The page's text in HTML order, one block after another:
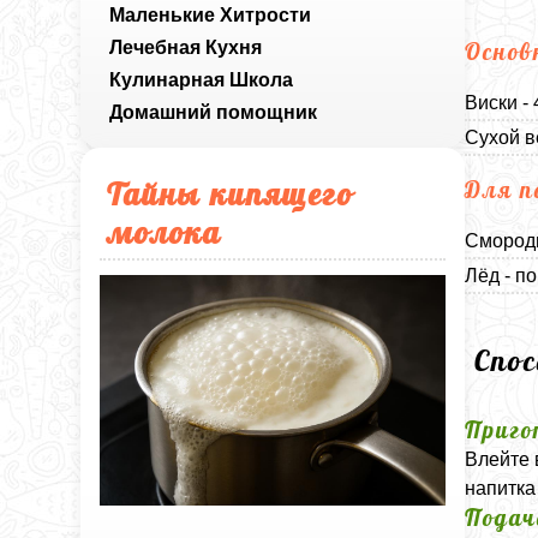
Маленькие Хитрости
Лечебная Кухня
Кулинарная Школа
Домашний помощник
Тайны кипящего
молока
Виски -
Сухой
Для
Лёд -
Влейте